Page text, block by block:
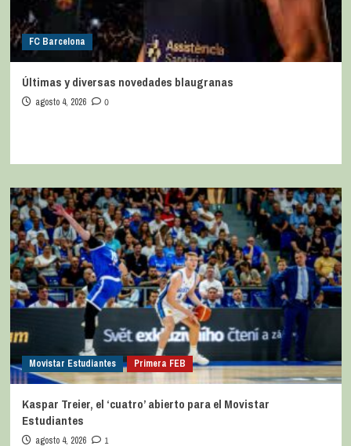
FC Barcelona
Últimas y diversas novedades blaugranas
agosto 4, 2026 0
Movistar Estudiantes Primera FEB
Kaspar Treier, el ‘cuatro’ abierto para el Movistar
Estudiantes
agosto 4, 2026 1